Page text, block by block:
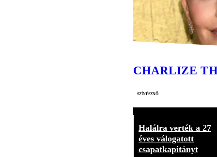
CHARLIZE
színésznő
Halálra verték a 27
éves válogatott
csapatkapitányt